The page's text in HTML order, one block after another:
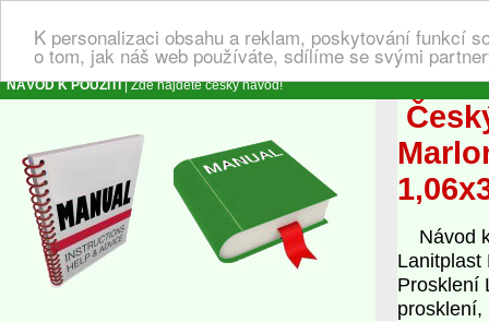
K personalizaci obsahu a reklam, poskytování funkcí
o tom, jak náš web používáte, sdílíme se svými
NÁVOD K POUŽITÍ| Zde najdete český návod!
Návod k
Lanitplast
Prosklení
prosklení,